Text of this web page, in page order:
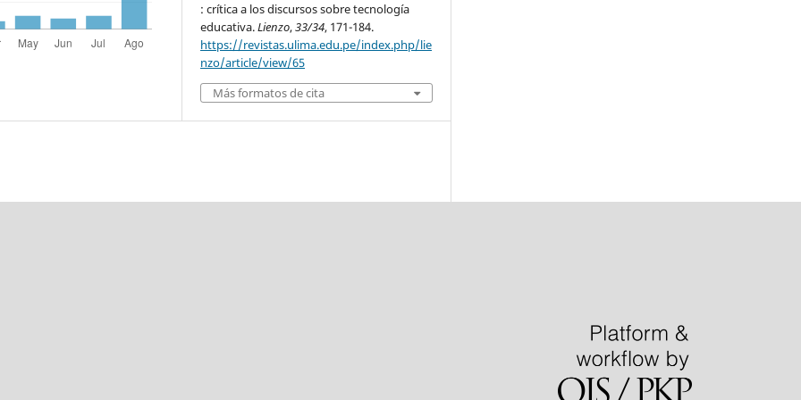
: crítica a los discursos sobre tecnología
educativa.Lienzo,33/34, 171-184.
https://revistas.ulima.edu.pe/index.php/lie
nzo/article/view/65
Más formatos de cita